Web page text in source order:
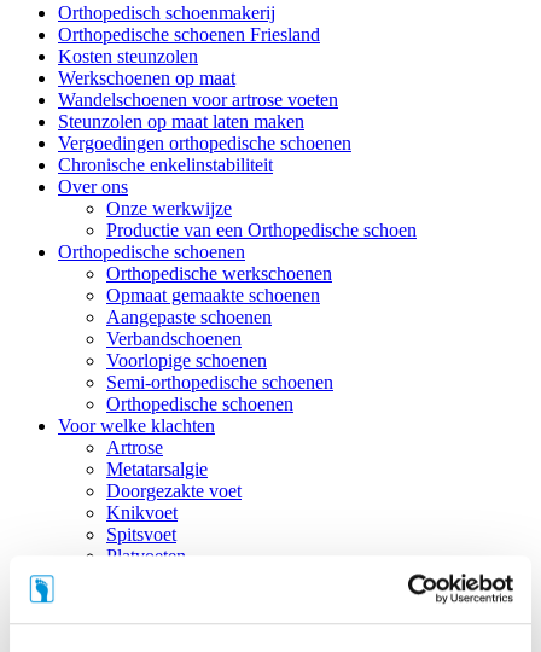
Orthopedisch schoenmakerij
Orthopedische schoenen Friesland
Kosten steunzolen
Werkschoenen op maat
Wandelschoenen voor artrose voeten
Steunzolen op maat laten maken
Vergoedingen orthopedische schoenen
Chronische enkelinstabiliteit
Over ons
Onze werkwijze
Productie van een Orthopedische schoen
Orthopedische schoenen
Orthopedische werkschoenen
Opmaat gemaakte schoenen
Aangepaste schoenen
Verbandschoenen
Voorlopige schoenen
Semi-orthopedische schoenen
Orthopedische schoenen
Voor welke klachten
Artrose
Metatarsalgie
Doorgezakte voet
Knikvoet
Spitsvoet
Platvoeten
Hallux Valgus